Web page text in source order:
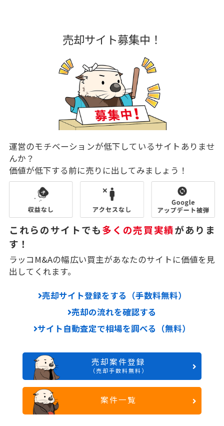
売却サイト募集中！
運営のモチベーションが低下しているサイトありませ
んか？
価値が低下する前に売りに出してみましょう！
これらのサイトでも多くの売買実績がありま
す！
ラッコM&Aの幅広い買主があなたのサイトに価値を見
出してくれます。
売却サイト登録をする（手数料無料）
売却の流れを確認する
サイト自動査定で相場を調べる（無料）
売却案件登録
（売却手数料無料）
案件一覧